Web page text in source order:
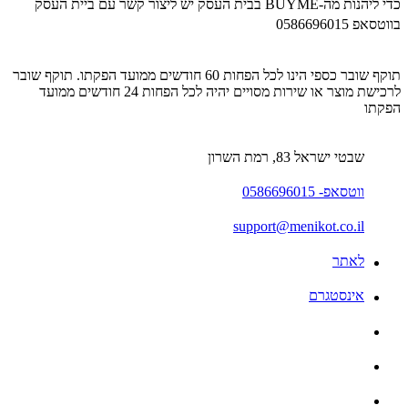
כדי ליהנות מה-BUYME בבית העסק יש ליצור קשר עם ביית העסק
בווטסאפ 0586696015
תוקף שובר כספי הינו לכל הפחות 60 חודשים ממועד הפקתו. תוקף שובר
לרכישת מוצר או שירות מסויים יהיה לכל הפחות 24 חודשים ממועד
הפקתו
שבטי ישראל 83, רמת השרון
ווטסאפ- 0586696015
support@menikot.co.il
לאתר
אינסטגרם